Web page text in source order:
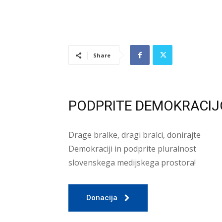
Share
PODPRITE
Drage bralke, dragi bralci, donirajte
Demokraciji in podprite pluralnost
slovenskega medijskega prostora!
Donacija